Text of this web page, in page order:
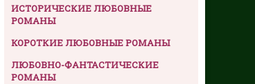
ИСТОРИЧЕСКИЕ ЛЮБОВНЫЕ
РОМАНЫ
КОРОТКИЕ ЛЮБОВНЫЕ РОМАНЫ
ЛЮБОВНО-ФАНТАСТИЧЕСКИЕ
РОМАНЫ